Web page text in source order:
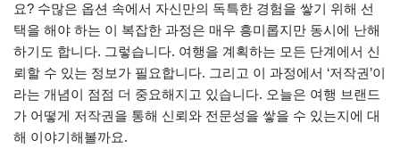
요? 수많은 옵션 속에서 자신만의 독특한 경험을 쌓기 위해 선
택을 해야 하는 이 복잡한 과정은 매우 흥미롭지만 동시에 난해
하기도 합니다. 그렇습니다. 여행을 계획하는 모든 단계에서 신
뢰할 수 있는 정보가 필요합니다. 그리고 이 과정에서 ‘저작권’이
라는 개념이 점점 더 중요해지고 있습니다. 오늘은 여행 브랜드
가 어떻게 저작권을 통해 신뢰와 전문성을 쌓을 수 있는지에 대
해 이야기해볼까요.